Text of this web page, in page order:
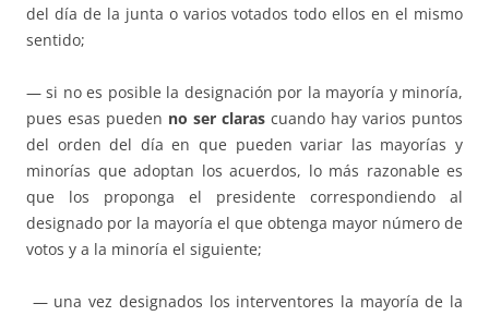
del día de la junta o varios votados todo ellos en el mismo
sentido;
— si no es posible la designación por la mayoría y minoría,
pues esas pueden no ser claras cuando hay varios puntos
del orden del día en que pueden variar las mayorías y
minorías que adoptan los acuerdos, lo más razonable es
que los proponga el presidente correspondiendo al
designado por la mayoría el que obtenga mayor número de
votos y a la minoría el siguiente;
— una vez designados los interventores la mayoría de la